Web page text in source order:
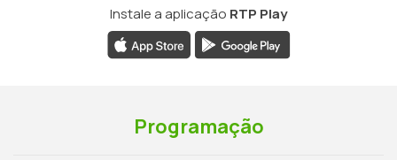
Instale a aplicação RTP Play
Programação